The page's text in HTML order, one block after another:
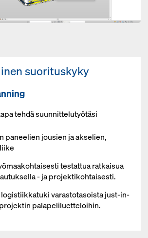
suorituskyky
tehdä suunnittelutyötäsi
paneelien jousien ja akselien,
testattua ratkaisua
- ja projektikohtaisesti.
varastotasoista just-in-
palapeliluetteloihin.